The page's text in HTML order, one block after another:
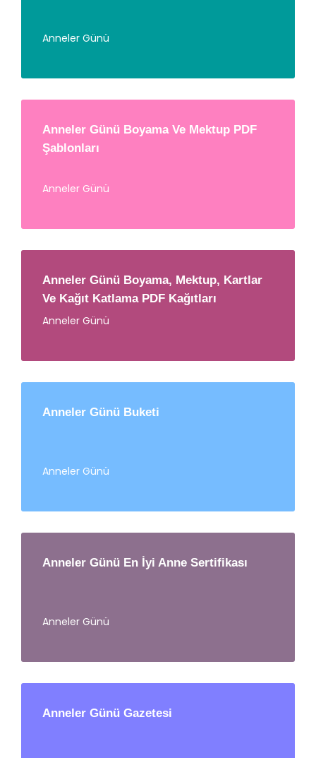
Anneler Günü
Anneler Günü Boyama Ve Mektup PDF
Şablonları
Anneler Günü
Anneler Günü Boyama, Mektup, Kartlar
Ve Kağıt Katlama PDF Kağıtları
Anneler Günü
Anneler Günü Buketi
Anneler Günü
Anneler Günü En İyi Anne Sertifikası
Anneler Günü
Anneler Günü Gazetesi